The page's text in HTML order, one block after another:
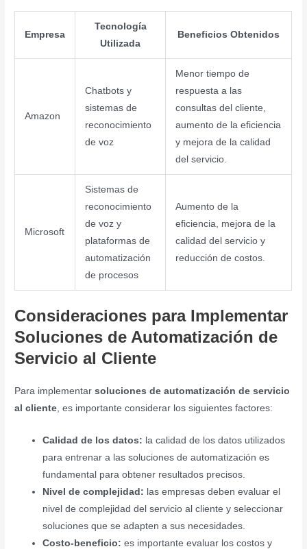
Empresa
Tecnología
Utilizada
Beneficios Obtenidos
Amazon
Chatbots y
sistemas de
reconocimiento
de voz
Menor tiempo de
respuesta a las
consultas del cliente,
aumento de la eficiencia
y mejora de la calidad
del servicio.
Microsoft
Sistemas de
reconocimiento
de voz y
plataformas de
automatización
de procesos
Aumento de la
eficiencia, mejora de la
calidad del servicio y
reducción de costos.
Consideraciones para Implementar
Soluciones de Automatización de
Servicio al Cliente
Para implementarsoluciones de automatización de servicio
al cliente, es importante considerar los siguientes factores:
Calidad de los datos: la calidad de los datos utilizados
para entrenar a las soluciones de automatización es
fundamental para obtener resultados precisos.
Nivel de complejidad: las empresas deben evaluar el
nivel de complejidad del servicio al cliente y seleccionar
soluciones que se adapten a sus necesidades.
Costo-beneficio: es importante evaluar los costos y